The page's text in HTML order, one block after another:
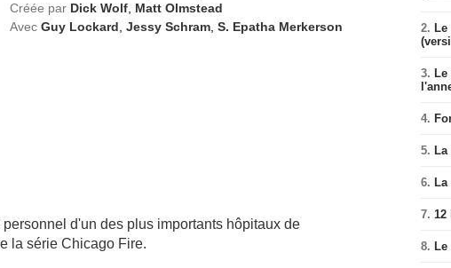
Créée par Dick Wolf, Matt Olmstead
Avec Guy Lockard, Jessy Schram, S. Epatha Merkerson
d'un des plus importants hôpitaux de
la série Chicago Fire.
2.
3.
4.
5.
6.
7. 12
8.